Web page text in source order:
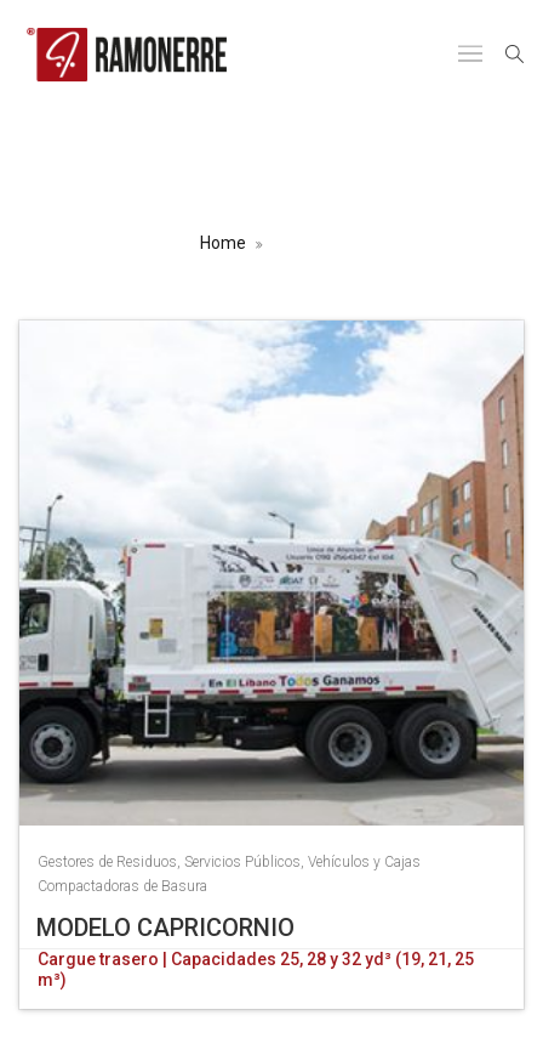
Home
Gestores de Residuos, Servicios Públicos, Vehículos y Cajas
Compactadoras de Basura
MODELO CAPRICORNIO
Cargue trasero | Capacidades 25, 28 y 32 yd³ (19, 21, 25
m³)